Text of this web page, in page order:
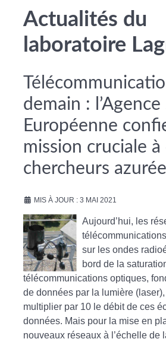
Actualités du
laboratoire
demain :
Européenne
mission cruciale à
chercheurs
MIS À JOUR : 3 MAI 2021
Aujourd’hui, les
sur les ondes
bord de la
télécommunications optiques,
de données par la lumière
multiplier par 10 le débit de ces
données. Mais pour la mise en
nouveaux réseaux à l’échelle de